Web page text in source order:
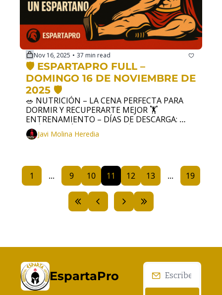
Nov 16, 2025 • 37 min read
🛡️ ESPARTAPRO FULL –
DOMINGO 16 DE NOVIEMBRE DE
2025 🛡️
🥗 NUTRICIÓN – LA CENA PERFECTA PARA
DORMIR Y RECUPERARTE MEJOR 🏋️
ENTRENAMIENTO – DÍAS DE DESCARGA:
CUÁNDO, CÓMO Y POR QUÉ APLICARLOS 🧠
DESARROLLO PERSONAL – DORMIR COMO
Javi Molina Heredia
1 ... 9 10 11 12 13 ... 19
EspartaPro